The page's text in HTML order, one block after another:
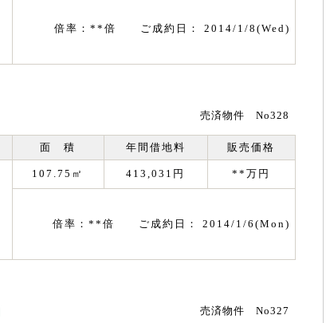
倍率：**倍 ご成約日： 2014/1/8(Wed)
売済物件 No328
面 積 年間借地料 販売価格
107.75㎡ 413,031円 **万円
倍率：**倍 ご成約日： 2014/1/6(Mon)
売済物件 No327